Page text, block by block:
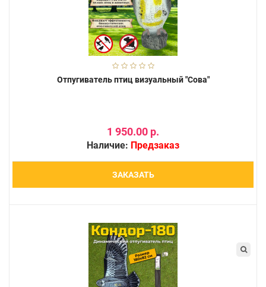
Отпугиватель птиц визуальный "Сова"
1 950.00 р.
Наличие: Предзаказ
ЗАКАЗАТЬ